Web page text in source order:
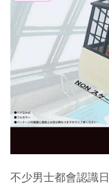
不少男士都會認識